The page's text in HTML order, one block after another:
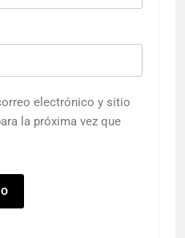
electrónico y sitio
la próxima vez que